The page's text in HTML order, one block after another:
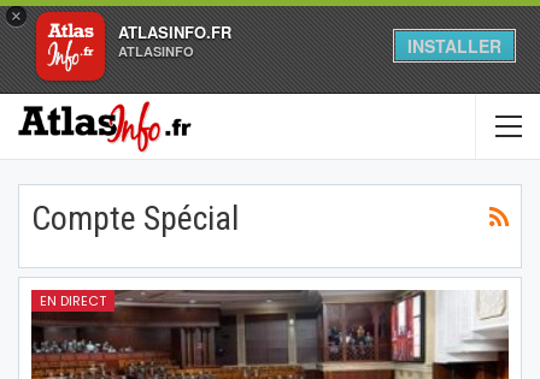
×
ATLASINFO.FR
ATLASINFO INSTALLER
Compte Spécial
EN DIRECT